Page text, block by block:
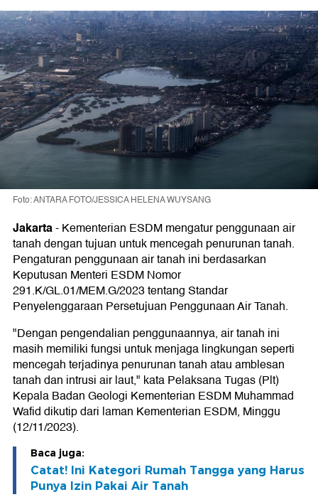
Foto: ANTARA FOTO/JESSICA HELENA WUYSANG
Jakarta-Kementerian ESDM mengatur penggunaan air
tanah dengan tujuan untuk mencegah penurunan tanah.
Pengaturan penggunaan air tanah ini berdasarkan
Keputusan Menteri ESDM Nomor
291.K/GL.01/MEM.G/2023 tentang Standar
Penyelenggaraan Persetujuan Penggunaan Air Tanah.
"Dengan pengendalian penggunaannya, air tanah ini
masih memiliki fungsi untuk menjaga lingkungan seperti
mencegah terjadinya penurunan tanah atau amblesan
tanah dan intrusi air laut," kata Pelaksana Tugas (Plt)
Kepala Badan Geologi Kementerian ESDM Muhammad
Wafid dikutip dari laman Kementerian ESDM, Minggu
(12/11/2023).
Baca juga:
Catat! Ini Kategori Rumah Tangga yang Harus
Punya Izin Pakai Air Tanah